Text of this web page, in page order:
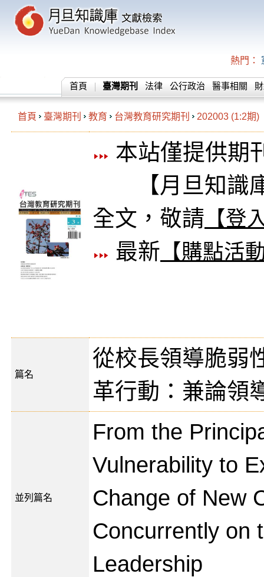
熱門：
首頁 臺灣期刊 法律 公行政治 醫事相關
首頁 臺灣期刊 教育 台灣教育研究期刊 202003 (1:2期)
本站僅提供期
【月旦知識庫
全文，敬請 【登
最新 【購點活
篇名
從校長領導脆弱
革行動：兼論領
並列篇名
From the
Vulnerability to
Change of New
Concurrently on
Leadership